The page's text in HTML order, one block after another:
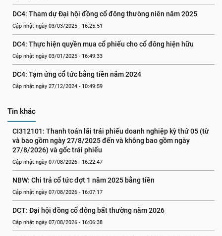
DC4: Tham dự Đại hội đồng cổ đông thường niên năm 2025
Cập nhật ngày 03/03/2025 - 16:25:51
DC4: Thực hiện quyền mua cổ phiếu cho cổ đông hiện hữu
Cập nhật ngày 03/01/2025 - 16:49:33
DC4: Tạm ứng cổ tức bằng tiền năm 2024
Cập nhật ngày 27/12/2024 - 10:49:59
Tin khác
CI312101: Thanh toán lãi trái phiếu doanh nghiệp kỳ thứ 05 (từ
và bao gồm ngày 27/8/2025 đến và không bao gồm ngày
27/8/2026) và gốc trái phiếu
Cập nhật ngày 07/08/2026 - 16:22:47
NBW: Chi trả cổ tức đợt 1 năm 2025 bằng tiền
Cập nhật ngày 07/08/2026 - 16:07:17
DCT: Đại hội đồng cổ đông bất thường năm 2026
Cập nhật ngày 07/08/2026 - 16:06:38